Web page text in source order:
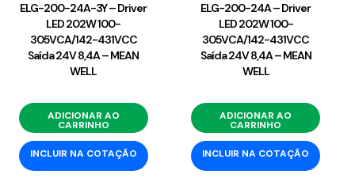
ELG-200-24A-3Y – Driver
LED 202W 100-
305VCA/142-431VCC
Saída 24V 8,4A – MEAN
WELL
ADICIONAR AO
CARRINHO
INCLUIR NA COTAÇÃO
ELG-200-24A – Driver
LED 202W 100-
305VCA/142-431VCC
Saída 24V 8,4A – MEAN
WELL
ADICIONAR AO
CARRINHO
INCLUIR NA COTAÇÃO